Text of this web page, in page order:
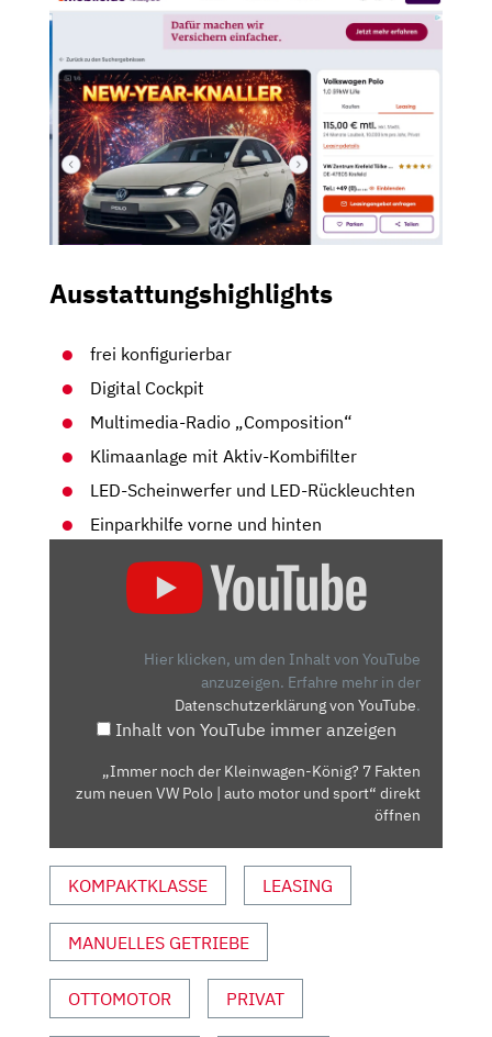
Ausstattungshighlights
frei konfigurierbar
Digital Cockpit
Multimedia-Radio „Composition“
Klimaanlage mit Aktiv-Kombifilter
LED-Scheinwerfer und LED-Rückleuchten
Einparkhilfe vorne und hinten
AUTO
MOTOR
UND
SPORT“
YOUTUBE
ANZEIGEN
Hier klicken, um den Inhalt von YouTube
anzuzeigen. Erfahre mehr in der
Datenschutzerklärung von YouTube.
Inhalt von YouTube immer anzeigen
„Immer noch der Kleinwagen-König? 7 Fakten
zum neuen VW Polo | auto motor und sport“ direkt
öffnen
KOMPAKTKLASSE LEASING
MANUELLES GETRIEBE
OTTOMOTOR PRIVAT